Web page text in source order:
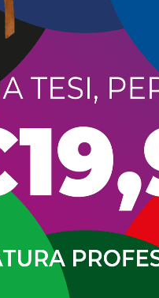
ha creato una turbativa
accertamenti
di
disposto
i giovani identificati nel
di cui all’art. 588 del
valutare l’emissione
specifico
RISSA